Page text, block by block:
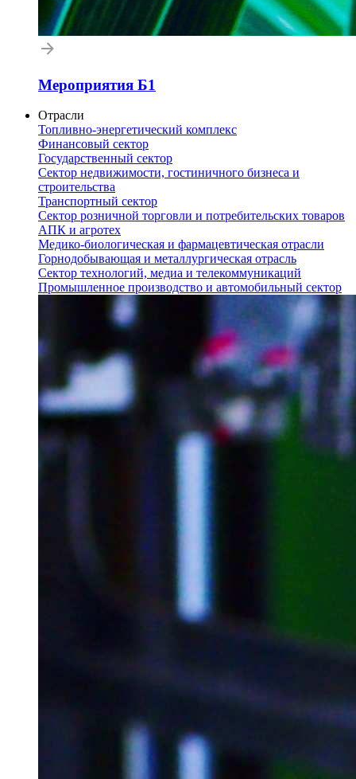
Мероприятия Б1
Отрасли
Топливно-энергетический комплекс
Финансовый сектор
Государственный сектор
Сектор недвижимости, гостиничного бизнеса и
строительства
Транспортный сектор
Сектор розничной торговли и потребительских товаров
АПК и агротех
Медико-биологическая и фармацевтическая отрасли
Горнодобывающая и металлургическая отрасль
Сектор технологий, медиа и телекоммуникаций
Промышленное производство и автомобильный сектор